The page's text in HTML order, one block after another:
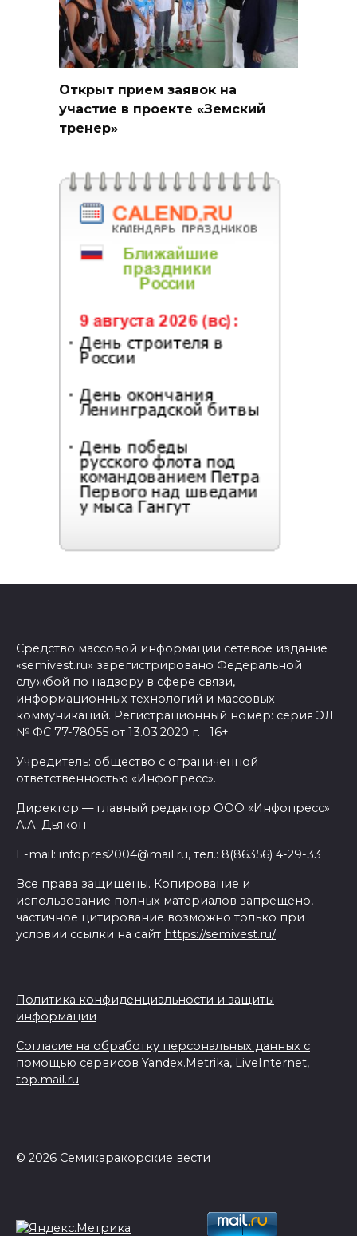
Открыт прием заявок на
участие в проекте «Земский
тренер»
Средство массовой информации сетевое издание
«semivest.ru» зарегистрировано Федеральной
службой по надзору в сфере связи,
информационных технологий и массовых
коммуникаций. Регистрационный номер: серия ЭЛ
№ ФС 77-78055 от 13.03.2020 г. 16+
Учредитель: общество с ограниченной
ответственностью «Инфопресс».
Директор — главный редактор ООО «Инфопресс»
А.А. Дьякон
E-mail: infopres2004@mail.ru, тел.: 8(86356) 4-29-33
Все права защищены. Копирование и
использование полных материалов запрещено,
частичное цитирование возможно только при
условии ссылки на сайт https://semivest.ru/
Политика конфиденциальности и защиты
информации
Согласие на обработку персональных данных с
помощью сервисов Yandex.Metrika, LiveInternet,
top.mail.ru
© 2026 Семикаракорские вести